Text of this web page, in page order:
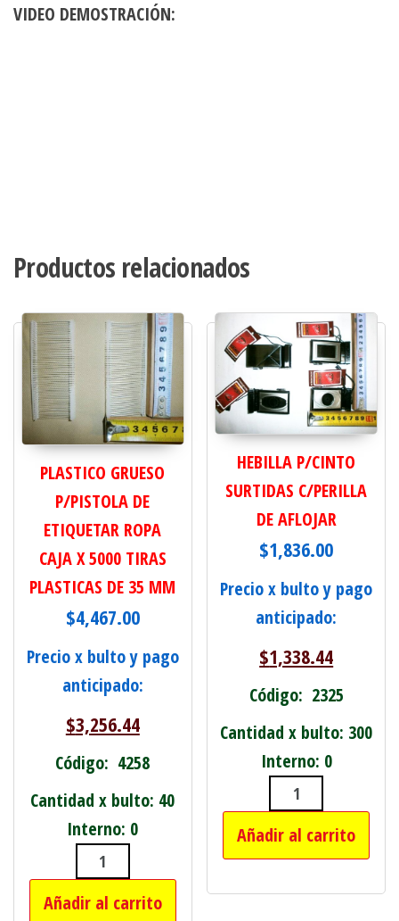
VIDEO DEMOSTRACIÓN:
Productos relacionados
PLASTICO GRUESO
P/PISTOLA DE
ETIQUETAR ROPA
CAJA X 5000 TIRAS
PLASTICAS DE 35 MM
$4,467.00
Precio x bulto y pago
anticipado:
$3,256.44
Código: 4258
Cantidad x bulto: 40
Interno: 0
PLASTICO GRUESO P/PISTOLA DE
Añadir al carrito
HEBILLA P/CINTO
SURTIDAS C/PERILLA
DE AFLOJAR
$1,836.00
Precio x bulto y pago
anticipado:
$1,338.44
Código: 2325
Cantidad x bulto: 300
Interno: 0
HEBILLA P/
Añadir al carrito